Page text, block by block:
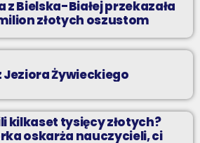
z Bielska-Białej przekazała
złotych oszustom
Jeziora Żywieckiego
kilkaset tysięcy złotych?
oskarża nauczycieli, ci